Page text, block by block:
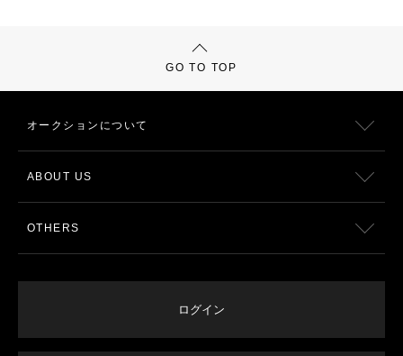
GO TO TOP
オークションについて
ABOUT US
OTHERS
ログイン